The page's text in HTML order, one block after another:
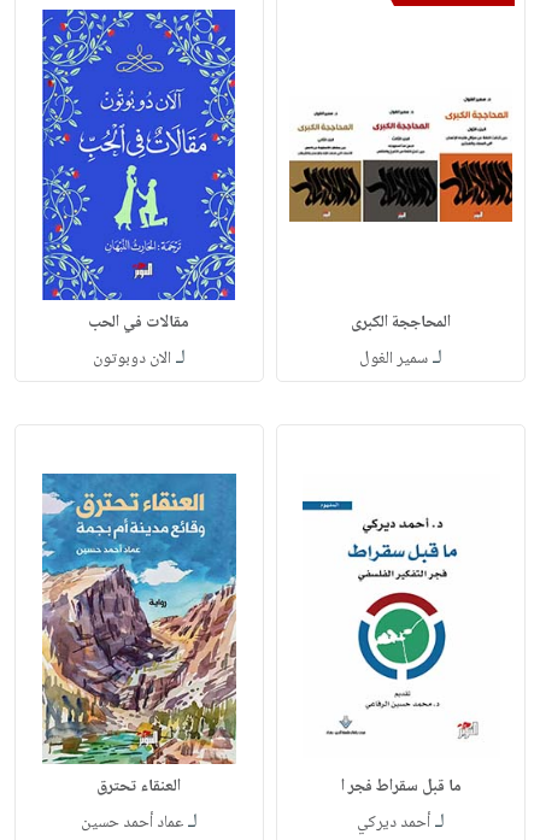
المحاججة الكبرى
لـسمير الغول
مقالات في الحب
لـ الان دوبوتون
ما قبل سقراط فجر ا
لـأحمد ديركي
العنقاء تحترق
لـعماد أحمد حسين